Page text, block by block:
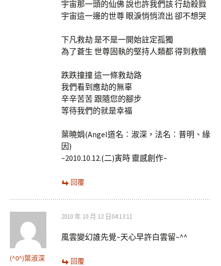
宇宙那一頭的仙佛 說也許我們該 行劫殺戮
宇宙這一邊的世尊 眼淚悄悄流出 卻不想哭
下凡救劫 是不是一開始註定孤獨
為了蒼生 世尊固執的堅持人類都 得到救贖
跌跌撞撞 這一條救劫路
我們看到應劫的無辜
辛辛苦苦 跟隨您的腳步
等待我們的就是幸福
葉曉娟(Angel道名︰淑深，法名︰普明、緣
因)
~2010.10.12.(二)寅時 靈感創作~
回覆
(^0^)葉淑深
2010 年 10 月 12 日04:13:11
風雲變幻誰先覺~天心早許白雲留~^^
回覆